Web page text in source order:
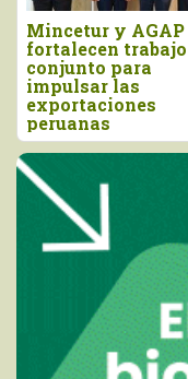
Mincetur y AGAP
fortalecen trabajo
conjunto para
impulsar las
exportaciones
peruanas